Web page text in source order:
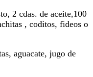
2 cdas. de aceite,100
, coditos, fideos o
aguacate, jugo de